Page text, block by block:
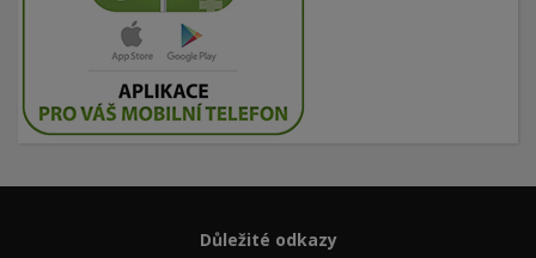
Důležité odkazy